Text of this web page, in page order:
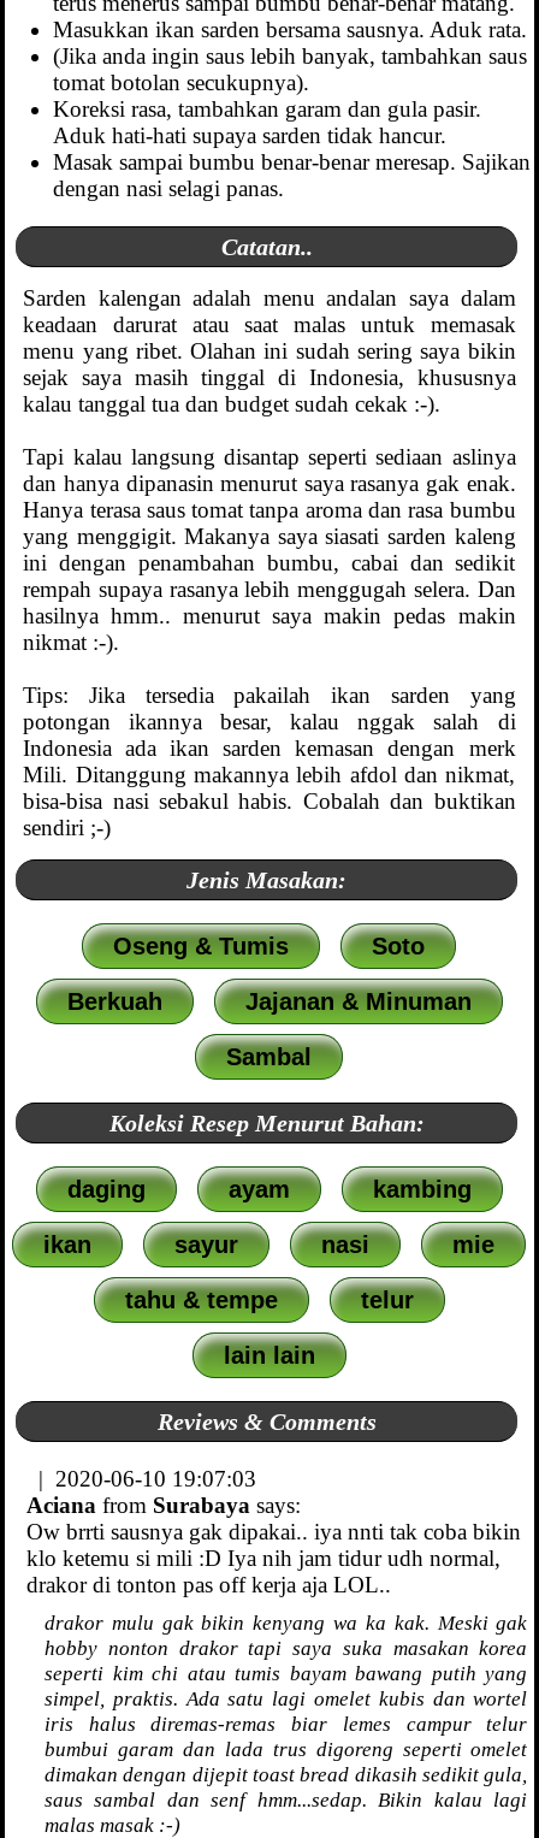
Masukkan ikan sarden bersama sausnya. Aduk rata.
(Jika anda ingin saus lebih banyak, tambahkan saus
tomat botolan secukupnya).
Koreksi rasa, tambahkan garam dan gula pasir.
Aduk hati-hati supaya sarden tidak hancur.
Masak sampai bumbu benar-benar meresap. Sajikan
dengan nasi selagi panas.
Catatan..
Sarden kalengan adalah menu andalan saya dalam
keadaan darurat atau saat malas untuk memasak
menu yang ribet. Olahan ini sudah sering saya bikin
sejak saya masih tinggal di Indonesia, khususnya
kalau tanggal tua dan budget sudah cekak :-).
Tapi kalau langsung disantap seperti sediaan aslinya
dan hanya dipanasin menurut saya rasanya gak enak.
Hanya terasa saus tomat tanpa aroma dan rasa bumbu
yang menggigit. Makanya saya siasati sarden kaleng
ini dengan penambahan bumbu, cabai dan sedikit
rempah supaya rasanya lebih menggugah selera. Dan
hasilnya hmm.. menurut saya makin pedas makin
nikmat :-).
Tips: Jika tersedia pakailah ikan sarden yang
potongan ikannya besar, kalau nggak salah di
Indonesia ada ikan sarden kemasan dengan merk
Mili. Ditanggung makannya lebih afdol dan nikmat,
bisa-bisa nasi sebakul habis. Cobalah dan buktikan
sendiri ;-)
Jenis Masakan:
Oseng & Tumis Soto
Berkuah Jajanan & Minuman
Sambal
Koleksi Resep Menurut Bahan:
daging ayam kambing
ikan sayur nasi mie
tahu & tempe telur
lain lain
Reviews & Comments
| 2020-06-10 19:07:03
Aciana from Surabaya says:
Ow brrti sausnya gak dipakai.. iya nnti tak coba bikin
klo ketemu si mili :D Iya nih jam tidur udh normal,
drakor di tonton pas off kerja aja LOL..
drakor mulu gak bikin kenyang wa ka kak. Meski gak
hobby nonton drakor tapi saya suka masakan korea
seperti kim chi atau tumis bayam bawang putih yang
simpel, praktis. Ada satu lagi omelet kubis dan wortel
iris halus diremas-remas biar lemes campur telur
bumbui garam dan lada trus digoreng seperti omelet
dimakan dengan dijepit toast bread dikasih sedikit gula,
saus sambal dan senf hmm...sedap. Bikin kalau lagi
malas masak :-)